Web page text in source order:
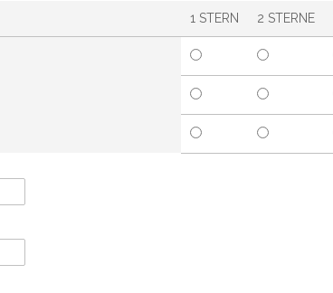
1 STERN 2 STERNE